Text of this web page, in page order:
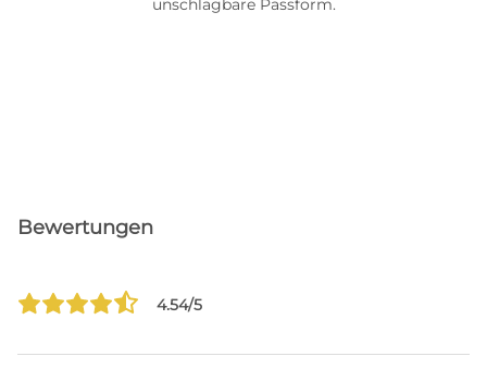
unschlagbare Passform.
Bewertungen
4.54/5